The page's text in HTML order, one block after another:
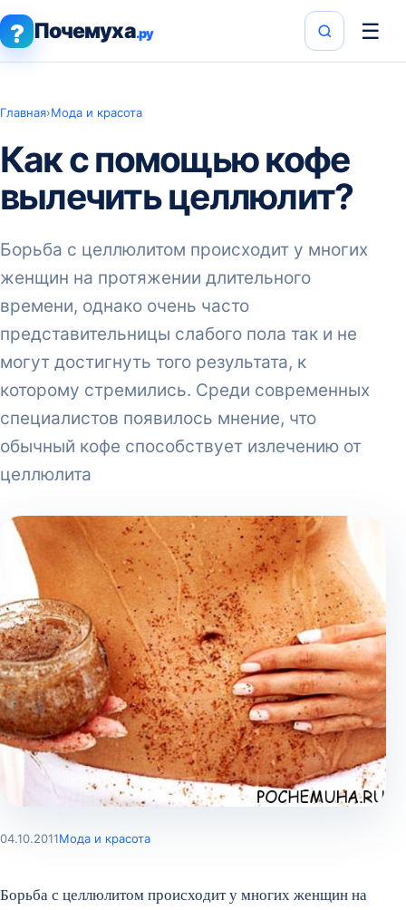
? Почемуха.ру ☰
Главная›Мода и красота
Как с помощью кофе
вылечить целлюлит?
Борьба с целлюлитом происходит у многих
женщин на протяжении длительного
времени, однако очень часто
представительницы слабого пола так и не
могут достигнуть того результата, к
которому стремились. Среди современных
специалистов появилось мнение, что
обычный кофе способствует излечению от
целлюлита
04.10.2011Мода и красота
Борьба с целлюлитом происходит у многих женщин на